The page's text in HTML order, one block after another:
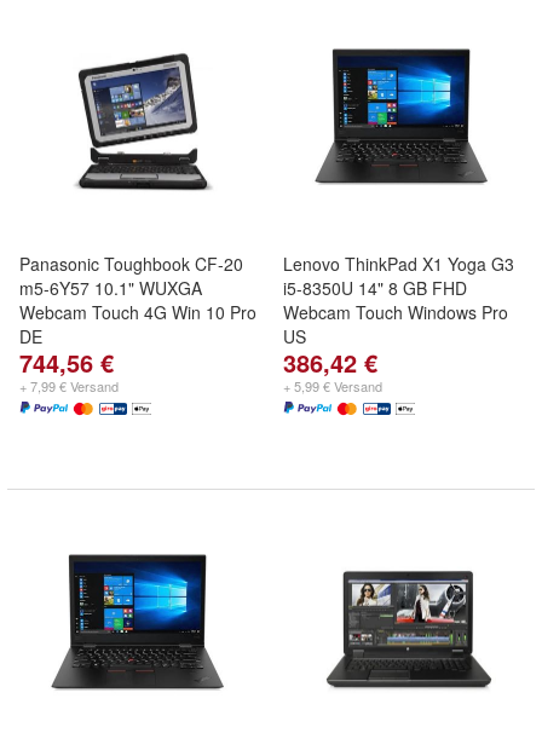
Panasonic Toughbook CF-20
m5-6Y57 10.1" WUXGA
Webcam Touch 4G Win 10 Pro
DE
744,56 €
+ 7,99 € Versand
Lenovo ThinkPad X1 Yoga G3
i5-8350U 14" 8 GB FHD
Webcam Touch Windows Pro
US
386,42 €
+ 5,99 € Versand